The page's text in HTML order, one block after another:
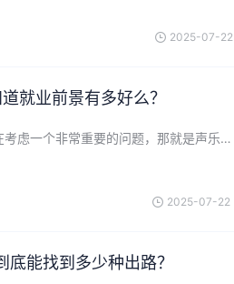
2025-07-22
就业前景有多好么？
虑一个非常重要的问题，那就是声乐…
2025-07-22
能找到多少种出路？